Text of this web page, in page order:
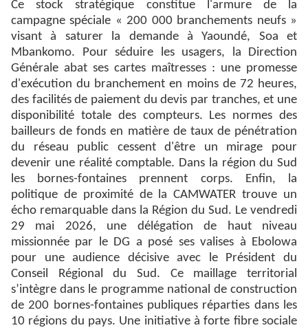
Ce stock stratégique constitue l'armure de la
campagne spéciale « 200 000 branchements neufs »
visant à saturer la demande à Yaoundé, Soa et
Mbankomo. Pour séduire les usagers, la Direction
Générale abat ses cartes maîtresses : une promesse
d'exécution du branchement en moins de 72 heures,
des facilités de paiement du devis par tranches, et une
disponibilité totale des compteurs. Les normes des
bailleurs de fonds en matière de taux de pénétration
du réseau public cessent d'être un mirage pour
devenir une réalité comptable. Dans la région du Sud
les bornes-fontaines prennent corps. Enfin, la
politique de proximité de la CAMWATER trouve un
écho remarquable dans la Région du Sud. Le vendredi
29 mai 2026, une délégation de haut niveau
missionnée par le DG a posé ses valises à Ebolowa
pour une audience décisive avec le Président du
Conseil Régional du Sud. Ce maillage territorial
s’intègre dans le programme national de construction
de 200 bornes-fontaines publiques réparties dans les
10 régions du pays. Une initiative à forte fibre sociale